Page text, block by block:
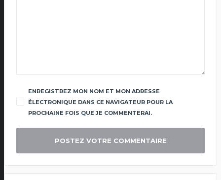
ENREGISTREZ MON NOM ET MON ADRESSE
ÉLECTRONIQUE DANS CE NAVIGATEUR POUR LA
PROCHAINE FOIS QUE JE COMMENTERAI.